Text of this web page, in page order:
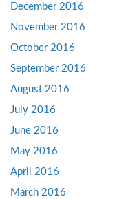
December 2016
November 2016
October 2016
September 2016
August 2016
July 2016
June 2016
May 2016
April 2016
March 2016